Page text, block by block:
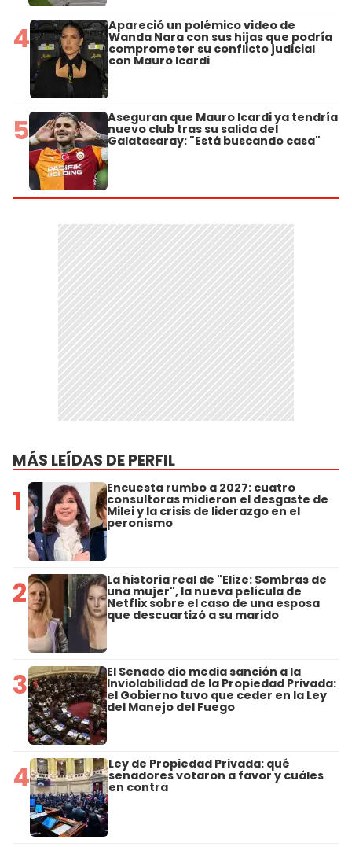
4 Apareció un polémico video de
Wanda Nara con sus hijas que podría
comprometer su conflicto judicial
con Mauro Icardi
5 Aseguran que Mauro Icardi ya tendría
nuevo club tras su salida del
Galatasaray: "Está buscando casa"
MÁS LEÍDAS DE PERFIL
1 Encuesta rumbo a 2027: cuatro
consultoras midieron el desgaste de
Milei y la crisis de liderazgo en el
peronismo
2 La historia real de "Elize: Sombras de
una mujer", la nueva película de
Netflix sobre el caso de una esposa
que descuartizó a su marido
3 El Senado dio media sanción a la
Inviolabilidad de la Propiedad Privada:
el Gobierno tuvo que ceder en la Ley
del Manejo del Fuego
4 Ley de Propiedad Privada: qué
senadores votaron a favor y cuáles
en contra